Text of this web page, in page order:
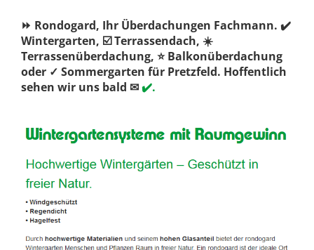
⏩ Rondogard, Ihr Überdachungen Fachmann. ✔️
Wintergarten, ☑️ Terrassendach, ☀️
Terrassenüberdachung, ⭐ Balkonüberdachung
oder ✓ Sommergarten für Pretzfeld. Hoffentlich
sehen wir uns bald ✉✔️.